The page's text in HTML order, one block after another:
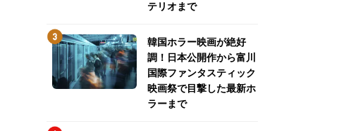
テリオまで
韓国ホラー映画が絶好
調！日本公開作から富川
国際ファンタスティック
映画祭で目撃した最新ホ
ラーまで